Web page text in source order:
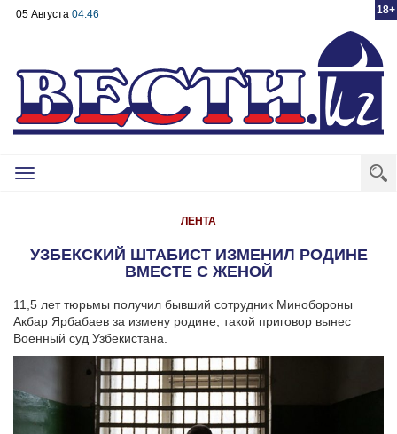
18+
05 Августа 04:46
Toggle
ЛЕНТА
УЗБЕКСКИЙ ШТАБИСТ ИЗМЕНИЛ РОДИНЕ
ВМЕСТЕ С ЖЕНОЙ
11,5 лет тюрьмы получил бывший сотрудник Минобороны
Акбар Ярбабаев за измену родине, такой приговор вынес
Военный суд Узбекистана.